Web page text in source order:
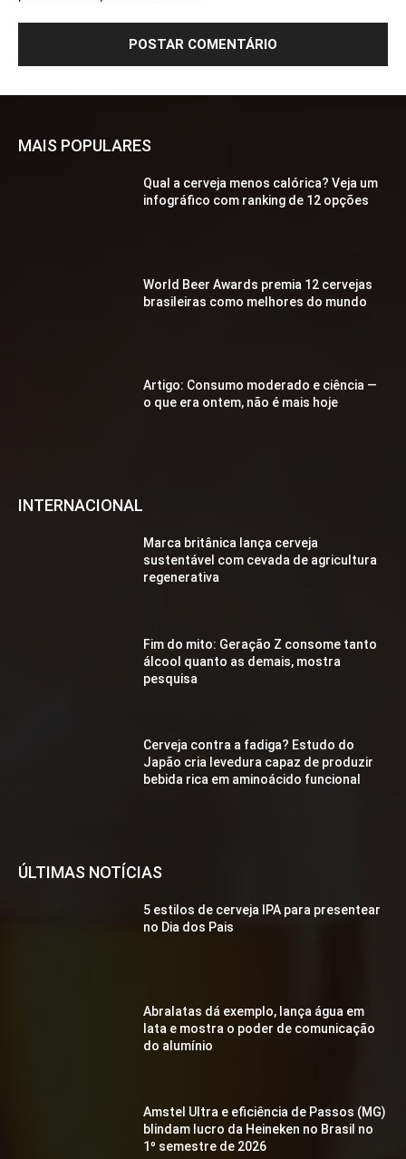
MAIS POPULARES
Qual a cerveja menos calórica? Veja um
infográfico com ranking de 12 opções
World Beer Awards premia 12 cervejas
brasileiras como melhores do mundo
Artigo: Consumo moderado e ciência —
o que era ontem, não é mais hoje
INTERNACIONAL
Marca britânica lança cerveja
sustentável com cevada de agricultura
regenerativa
Fim do mito: Geração Z consome tanto
álcool quanto as demais, mostra
pesquisa
Cerveja contra a fadiga? Estudo do
Japão cria levedura capaz de produzir
bebida rica em aminoácido funcional
ÚLTIMAS NOTÍCIAS
5 estilos de cerveja IPA para presentear
no Dia dos Pais
Abralatas dá exemplo, lança água em
lata e mostra o poder de comunicação
do alumínio
Amstel Ultra e eficiência de Passos (MG)
blindam lucro da Heineken no Brasil no
1º semestre de 2026